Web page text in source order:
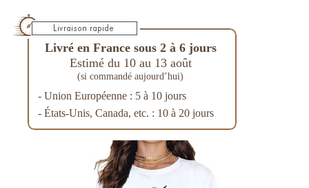
Livré en France sous 2 à 6 jours
Estimé du 10 au 13 août
(si commandé aujourd’hui)
- Union Européenne : 5 à 10 jours
- États-Unis, Canada, etc. : 10 à 20 jours